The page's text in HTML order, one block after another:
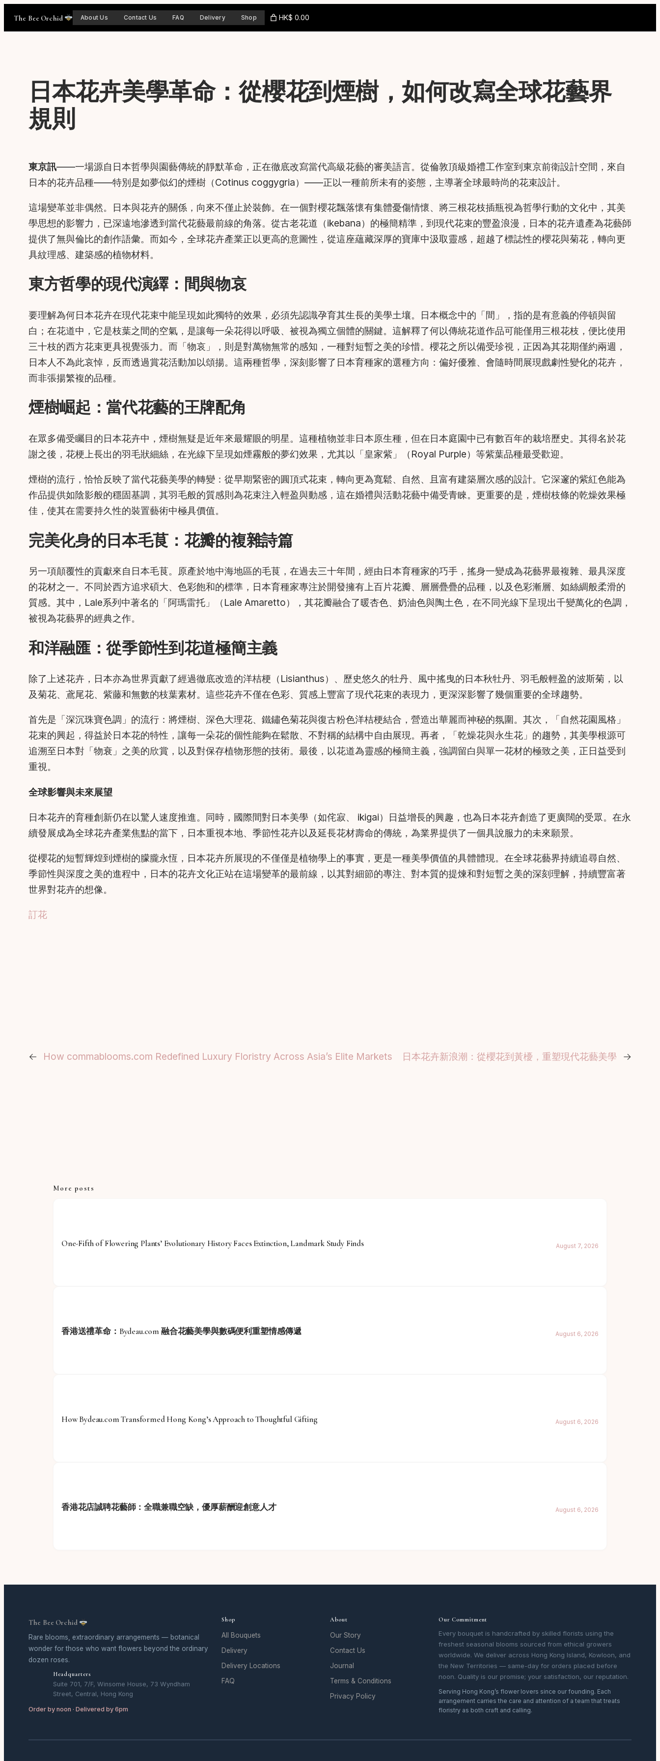
The Bee Orchid About Us Contact Us FAQ Delivery Shop HK$ 0.00
日本花卉美學革命：從櫻花到煙樹，如何改寫全球花藝界
規則
東京訊——一場源自日本哲學與園藝傳統的靜默革命，正在徹底改寫當代高級花藝的審美語言。從倫敦頂級婚禮工作室到東京前衛設計空間，來自
日本的花卉品種——特別是如夢似幻的煙樹（Cotinus coggygria）——正以一種前所未有的姿態，主導著全球最時尚的花束設計。
這場變革並非偶然。日本與花卉的關係，向來不僅止於裝飾。在一個對櫻花飄落懷有集體憂傷情懷、將三根花枝插瓶視為哲學行動的文化中，其美
學思想的影響力，已深遠地滲透到當代花藝最前線的角落。從古老花道（ikebana）的極簡精準，到現代花束的豐盈浪漫，日本的花卉遺產為花藝師
提供了無與倫比的創作語彙。而如今，全球花卉產業正以更高的意圖性，從這座蘊藏深厚的寶庫中汲取靈感，超越了標誌性的櫻花與菊花，轉向更
具紋理感、建築感的植物材料。
東方哲學的現代演繹：間與物哀
要理解為何日本花卉在現代花束中能呈現如此獨特的效果，必須先認識孕育其生長的美學土壤。日本概念中的「間」，指的是有意義的停頓與留
白；在花道中，它是枝葉之間的空氣，是讓每一朵花得以呼吸、被視為獨立個體的關鍵。這解釋了何以傳統花道作品可能僅用三根花枝，便比使用
三十枝的西方花束更具視覺張力。而「物哀」，則是對萬物無常的感知，一種對短暫之美的珍惜。櫻花之所以備受珍視，正因為其花期僅約兩週，
日本人不為此哀悼，反而透過賞花活動加以頌揚。這兩種哲學，深刻影響了日本育種家的選種方向：偏好優雅、會隨時間展現戲劇性變化的花卉，
而非張揚繁複的品種。
煙樹崛起：當代花藝的王牌配角
在眾多備受矚目的日本花卉中，煙樹無疑是近年來最耀眼的明星。這種植物並非日本原生種，但在日本庭園中已有數百年的栽培歷史。其得名於花
謝之後，花梗上長出的羽毛狀細絲，在光線下呈現如煙霧般的夢幻效果，尤其以「皇家紫」（Royal Purple）等紫葉品種最受歡迎。
煙樹的流行，恰恰反映了當代花藝美學的轉變：從早期緊密的圓頂式花束，轉向更為寬鬆、自然、且富有建築層次感的設計。它深邃的紫紅色能為
作品提供如陰影般的穩固基調，其羽毛般的質感則為花束注入輕盈與動感，這在婚禮與活動花藝中備受青睞。更重要的是，煙樹枝條的乾燥效果極
佳，使其在需要持久性的裝置藝術中極具價值。
完美化身的日本毛茛：花瓣的複雜詩篇
另一項顛覆性的貢獻來自日本毛茛。原產於地中海地區的毛茛，在過去三十年間，經由日本育種家的巧手，搖身一變成為花藝界最複雜、最具深度
的花材之一。不同於西方追求碩大、色彩飽和的標準，日本育種家專注於開發擁有上百片花瓣、層層疊疊的品種，以及色彩漸層、如絲綢般柔滑的
質感。其中，Lale系列中著名的「阿瑪雷托」（Lale Amaretto），其花瓣融合了暖杏色、奶油色與陶土色，在不同光線下呈現出千變萬化的色調，
被視為花藝界的經典之作。
和洋融匯：從季節性到花道極簡主義
除了上述花卉，日本亦為世界貢獻了經過徹底改造的洋桔梗（Lisianthus）、歷史悠久的牡丹、風中搖曳的日本秋牡丹、羽毛般輕盈的波斯菊，以
及菊花、鳶尾花、紫藤和無數的枝葉素材。這些花卉不僅在色彩、質感上豐富了現代花束的表現力，更深深影響了幾個重要的全球趨勢。
首先是「深沉珠寶色調」的流行：將煙樹、深色大理花、鐵鏽色菊花與復古粉色洋桔梗結合，營造出華麗而神秘的氛圍。其次，「自然花園風格」
花束的興起，得益於日本花的特性，讓每一朵花的個性能夠在鬆散、不對稱的結構中自由展現。再者，「乾燥花與永生花」的趨勢，其美學根源可
追溯至日本對「物衰」之美的欣賞，以及對保存植物形態的技術。最後，以花道為靈感的極簡主義，強調留白與單一花材的極致之美，正日益受到
重視。
全球影響與未來展望
日本花卉的育種創新仍在以驚人速度推進。同時，國際間對日本美學（如侘寂、 ikigai）日益增長的興趣，也為日本花卉創造了更廣闊的受眾。在永
續發展成為全球花卉產業焦點的當下，日本重視本地、季節性花卉以及延長花材壽命的傳統，為業界提供了一個具說服力的未來願景。
從櫻花的短暫輝煌到煙樹的朦朧永恆，日本花卉所展現的不僅僅是植物學上的事實，更是一種美學價值的具體體現。在全球花藝界持續追尋自然、
季節性與深度之美的進程中，日本的花卉文化正站在這場變革的最前線，以其對細節的專注、對本質的提煉和對短暫之美的深刻理解，持續豐富著
世界對花卉的想像。
訂花
← How commablooms.com Redefined Luxury Floristry Across Asia’s Elite Markets 日本花卉新浪潮：從櫻花到黃櫌，重塑現代花藝美學 →
More posts
One-Fifth of Flowering Plants’ Evolutionary History Faces Extinction, Landmark Study Finds August 7, 2026
香港送禮革命：Bydeau.com 融合花藝美學與數碼便利重塑情感傳遞 August 6, 2026
How Bydeau.com Transformed Hong Kong’s Approach to Thoughtful Gifting August 6, 2026
香港花店誠聘花藝師：全職兼職空缺，優厚薪酬迎創意人才 August 6, 2026
The Bee Orchid
Rare blooms, extraordinary arrangements — botanical
wonder for those who want flowers beyond the ordinary
dozen roses.
Headquarters
Suite 701, 7/F, Winsome House, 73 Wyndham
Street, Central, Hong Kong
Order by noon · Delivered by 6pm
Shop
All Bouquets
Delivery
Delivery Locations
FAQ
About
Our Story
Contact Us
Journal
Terms & Conditions
Privacy Policy
Our Commitment
Every bouquet is handcrafted by skilled florists using the
freshest seasonal blooms sourced from ethical growers
worldwide. We deliver across Hong Kong Island, Kowloon, and
the New Territories — same-day for orders placed before
noon. Quality is our promise; your satisfaction, our reputation.
Serving Hong Kong’s flower lovers since our founding. Each
arrangement carries the care and attention of a team that treats
floristry as both craft and calling.